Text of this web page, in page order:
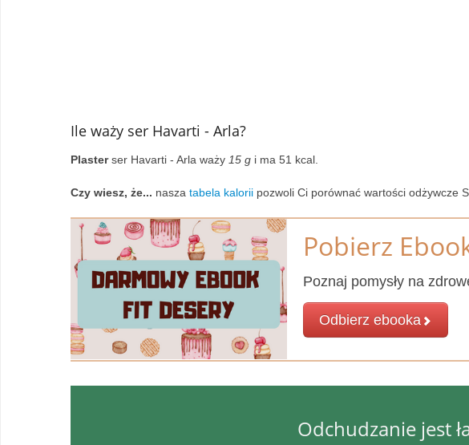
Ile waży ser Havarti - Arla?
Plasterser Havarti - Arla waży 15 g i ma 51 kcal.
Czy wiesz, że... nasza tabela kalorii pozwoli Ci porównać wartości odżywcze
Pobierz
Poznaj pomysły na
Odbierz ebooka
Odchudzanie jest